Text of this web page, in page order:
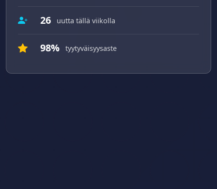
26 uutta tällä viikolla
98% tyytyväisyysaste